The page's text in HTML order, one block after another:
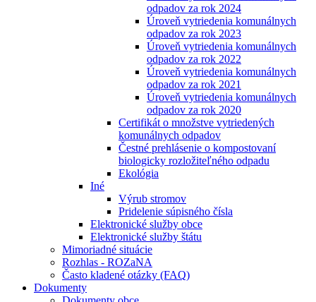
odpadov za rok 2024
Úroveň vytriedenia komunálnych
odpadov za rok 2023
Úroveň vytriedenia komunálnych
odpadov za rok 2022
Úroveň vytriedenia komunálnych
odpadov za rok 2021
Úroveň vytriedenia komunálnych
odpadov za rok 2020
Certifikát o množstve vytriedených
komunálnych odpadov
Čestné prehlásenie o kompostovaní
biologicky rozložiteľného odpadu
Ekológia
Iné
Výrub stromov
Pridelenie súpisného čísla
Elektronické služby obce
Elektronické služby štátu
Mimoriadné situácie
Rozhlas - ROZaNA
Často kladené otázky (FAQ)
Dokumenty